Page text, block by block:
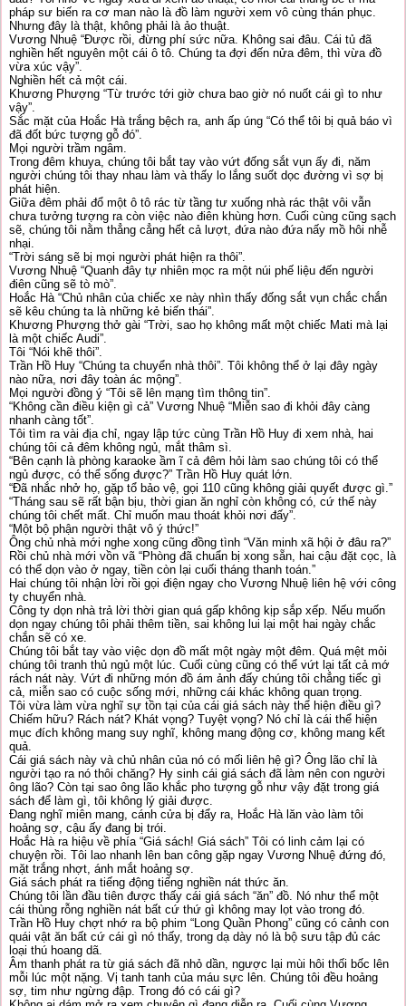
pháp sư biến ra cơ man nào là đồ làm người xem vô cùng thán phục.
Nhưng đây là thật, không phải là ảo thuật.
Vương Nhuệ “Được rồi, đừng phí sức nữa. Không sai đâu. Cái tủ đã
nghiền hết nguyên một cái ô tô. Chúng ta đợi đến nửa đêm, thì vừa đồ
vừa xúc vậy”.
Nghiền hết cả một cái.
Khương Phượng “Từ trước tới giờ chưa bao giờ nó nuốt cái gì to như
vậy”.
Sắc mặt của Hoắc Hà trắng bệch ra, anh ấp úng “Có thể tôi bị quả báo vì
đã đốt bức tượng gỗ đó”.
Mọi người trầm ngâm.
Trong đêm khuya, chúng tôi bắt tay vào vứt đống sắt vụn ấy đi, năm
người chúng tôi thay nhau làm và thấy lo lắng suốt dọc đường vì sợ bị
phát hiện.
Giữa đêm phải đổ một ô tô rác từ tầng tư xuống nhà rác thật vôi vẫn
chưa tưởng tượng ra còn việc nào điên khùng hơn. Cuối cùng cũng sạch
sẽ, chúng tôi nằm thẳng cẳng hết cả lượt, đứa nào đứa nấy mồ hôi nhễ
nhại.
“Trời sáng sẽ bị mọi người phát hiện ra thôi”.
Vương Nhuệ “Quanh đây tự nhiên mọc ra một núi phế liệu đến người
điên cũng sẽ tò mò”.
Hoắc Hà “Chủ nhân của chiếc xe này nhìn thấy đống sắt vụn chắc chắn
sẽ kêu chúng ta là những kẻ biến thái”.
Khương Phượng thở gài “Trời, sao họ không mất một chiếc Mati mà lại
là một chiếc Audi”.
Tôi “Nói khẽ thôi”.
Trần Hồ Huy “Chúng ta chuyển nhà thôi”. Tôi không thể ở lại đây ngày
nào nữa, nơi đây toàn ác mộng”.
Mọi người đồng ý “Tôi sẽ lên mạng tìm thông tin”.
“Không cần điều kiện gì cả” Vương Nhuệ “Miễn sao đi khỏi đây càng
nhanh càng tốt”.
Tôi tìm ra vài địa chỉ, ngay lập tức cùng Trần Hồ Huy đi xem nhà, hai
chúng tôi cả đêm không ngủ, mắt thâm sì.
“Bên cạnh là phòng karaoke ầm ĩ cả đêm hỏi làm sao chúng tôi có thể
ngủ được, có thể sống được?” Trần Hồ Huy quát lớn.
“Đã nhắc nhở họ, gặp tổ bảo vệ, gọi 110 cũng không giải quyết được gì.”
“Tháng sau sẽ rất bận bịu, thời gian ăn nghỉ còn không có, cứ thế này
chúng tôi chết mất. Chỉ muốn mau thoát khỏi nơi đấy”.
“Một bộ phận người thật vô ý thức!”
Ông chủ nhà mới nghe xong cũng đồng tình “Văn minh xã hội ở đâu ra?”
Rồi chủ nhà mới vồn vã “Phòng đã chuẩn bị xong sẵn, hai cậu đặt cọc, là
có thể dọn vào ở ngay, tiền còn lại cuối tháng thanh toán.”
Hai chúng tôi nhận lời rồi gọi điện ngay cho Vương Nhuệ liên hệ với công
ty chuyển nhà.
Công ty dọn nhà trả lời thời gian quá gấp không kịp sắp xếp. Nếu muốn
dọn ngay chúng tôi phải thêm tiền, sai không lui lại một hai ngày chắc
chắn sẽ có xe.
Chúng tôi bắt tay vào việc dọn đồ mất một ngày một đêm. Quá mệt mỏi
chúng tôi tranh thủ ngủ một lúc. Cuối cùng cũng có thể vứt lại tất cả mớ
rách nát này. Vứt đi những món đồ ám ảnh đấy chúng tôi chẳng tiếc gì
cả, miễn sao có cuộc sống mới, những cái khác không quan trọng.
Tôi vừa làm vừa nghĩ sự tồn tại của cái giá sách này thể hiện điều gì?
Chiếm hữu? Rách nát? Khát vọng? Tuyệt vọng? Nó chỉ là cái thể hiện
mục đích không mang suy nghĩ, không mang động cơ, không mang kết
quả.
Cái giá sách này và chủ nhân của nó có mối liên hệ gì? Ông lão chỉ là
người tạo ra nó thôi chăng? Hy sinh cái giá sách đã làm nên con người
ông lão? Còn tại sao ông lão khắc pho tượng gỗ như vậy đặt trong giá
sách để làm gì, tôi không lý giải được.
Đang nghĩ miên mang, cánh cửa bị đẩy ra, Hoắc Hà lăn vào làm tôi
hoảng sợ, cậu ấy đang bị trói.
Hoắc Hà ra hiệu về phía “Giá sách! Giá sách” Tôi có linh cảm lại có
chuyện rồi. Tôi lao nhanh lên ban công gặp ngay Vương Nhuệ đứng đó,
mặt trắng nhợt, ánh mắt hoảng sợ.
Giá sách phát ra tiếng động tiếng nghiền nát thức ăn.
Chúng tôi lần đầu tiên được thấy cái giá sách “ăn” đồ. Nó như thể một
cái thùng rỗng nghiền nát bất cứ thứ gì không may lọt vào trong đó.
Trần Hồ Huy chợt nhớ ra bộ phim “Long Quần Phong” cũng có cảnh con
quái vật ăn bất cứ cái gì nó thấy, trong dạ dày nó là bộ sưu tập đủ các
loại thú hoang dã.
Âm thanh phát ra từ giá sách đã nhỏ dần, ngược lại mùi hôi thối bốc lên
mỗi lúc một nặng. Vị tanh tanh của máu sực lên. Chúng tôi đều hoảng
sợ, tim như ngừng đập. Trong đó có cái gì?